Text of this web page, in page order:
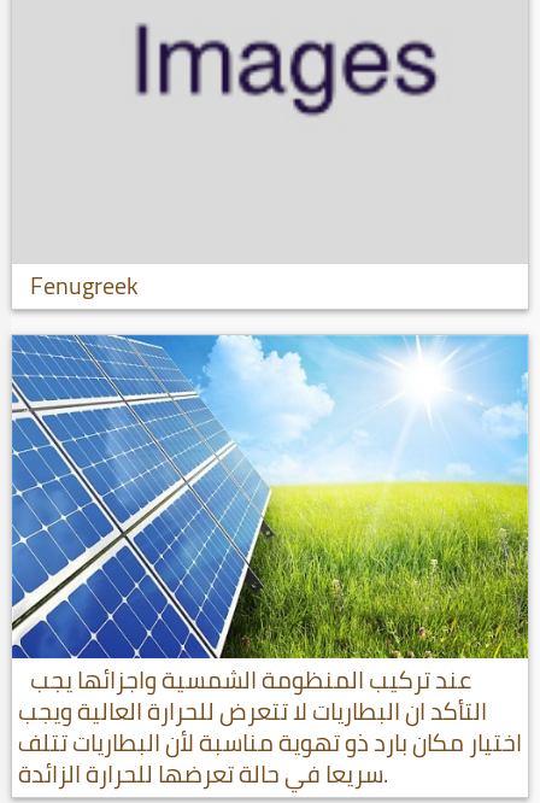
Fenugreek
عند تركيب المنظومة الشمسية واجزائها يجب
التأكد ان البطاريات لا تتعرض للحرارة العالية ويجب
اختيار مكان بارد ذو تهوية مناسبة لأن البطاريات تتلف
سريعا في حالة تعرضها للحرارة الزائدة.